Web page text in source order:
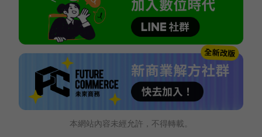
本網站內容未經允許，不得轉載。